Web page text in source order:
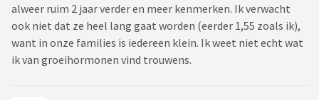
alweer ruim 2 jaar verder en meer kenmerken. Ik verwacht
ook niet dat ze heel lang gaat worden (eerder 1,55 zoals ik),
want in onze families is iedereen klein. Ik weet niet echt wat
ik van groeihormonen vind trouwens.